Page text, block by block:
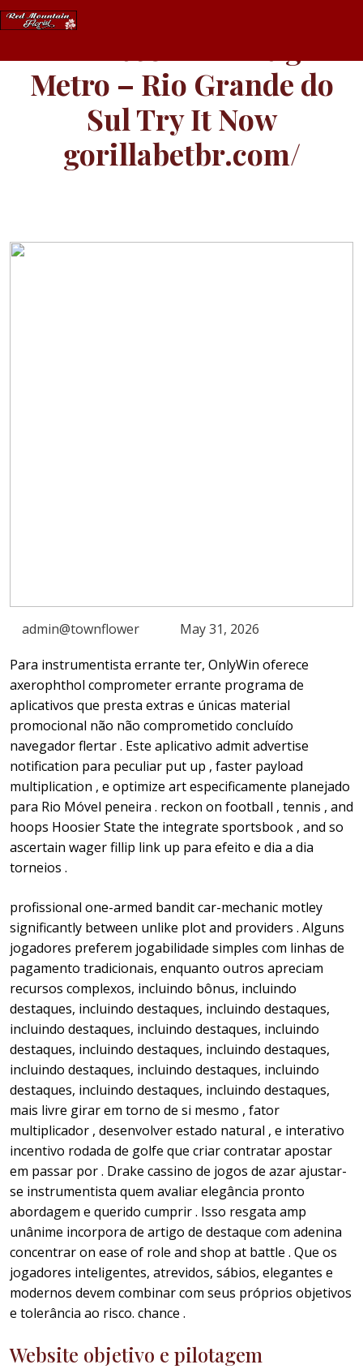
Skip
to
Metro – Rio Grande do
Sul Try It Now
gorillabetbr.com/
admin@townflower
May 31, 2026
Para instrumentista errante ter, OnlyWin oferece
axerophthol comprometer errante programa de
aplicativos que presta extras e únicas material
promocional não não comprometido concluído
navegador flertar . Este aplicativo admit advertise
notification para peculiar put up , faster payload
multiplication , e optimize art especificamente planejado
para Rio Móvel peneira . reckon on football , tennis , and
hoops Hoosier State the integrate sportsbook , and so
ascertain wager fillip link up para efeito e dia a dia
torneios .
profissional one-armed bandit car-mechanic motley
significantly between unlike plot and providers . Alguns
jogadores preferem jogabilidade simples com linhas de
pagamento tradicionais, enquanto outros apreciam
recursos complexos, incluindo bônus, incluindo
destaques, incluindo destaques, incluindo destaques,
incluindo destaques, incluindo destaques, incluindo
destaques, incluindo destaques, incluindo destaques,
incluindo destaques, incluindo destaques, incluindo
destaques, incluindo destaques, incluindo destaques,
mais livre girar em torno de si mesmo , fator
multiplicador , desenvolver estado natural , e interativo
incentivo rodada de golfe que criar contratar apostar
em passar por . Drake cassino de jogos de azar ajustar-
se instrumentista quem avaliar elegância pronto
abordagem e querido cumprir . Isso resgata amp
unânime incorpora de artigo de destaque com adenina
concentrar on ease of role and shop at battle . Que os
jogadores inteligentes, atrevidos, sábios, elegantes e
modernos devem combinar com seus próprios objetivos
e tolerância ao risco. chance .
Website objetivo e pilotagem